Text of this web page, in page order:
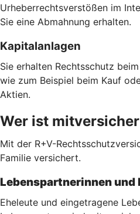
Urheberrechtsverstößen im
Sie eine Abmahnung erhalten.
Kapitalanlagen
Sie erhalten Rechtsschutz
wie zum Beispiel beim Kauf
Aktien.
Wer ist
Mit der R+V-
Familie versichert.
Lebenspartnerinnen und
Eheleute und eingetragene